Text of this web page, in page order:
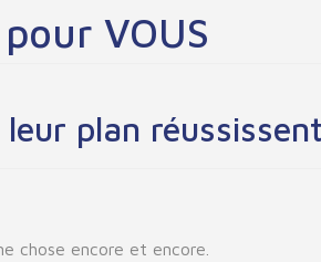
VOUS
plan
chose encore et encore.